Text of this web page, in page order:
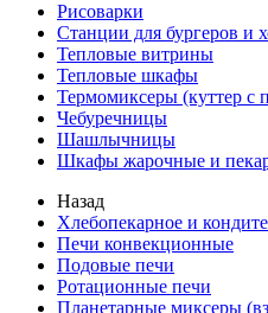
Рисоварки
Станции для бургеров и
Тепловые витрины
Тепловые шкафы
Термомиксеры (куттер с
Чебуречницы
Шашлычницы
Шкафы жарочные и
Назад
Хлебопекарное и
Печи конвекционные
Подовые печи
Ротационные печи
Планетарные миксеры